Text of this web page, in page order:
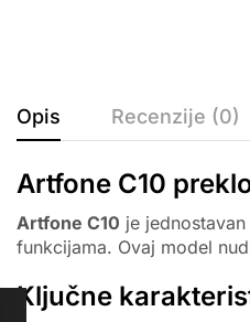
Opis Recenzije (0)
Artfone C10
Artfone C10 je
funkcijama. Ovaj model
Ključne